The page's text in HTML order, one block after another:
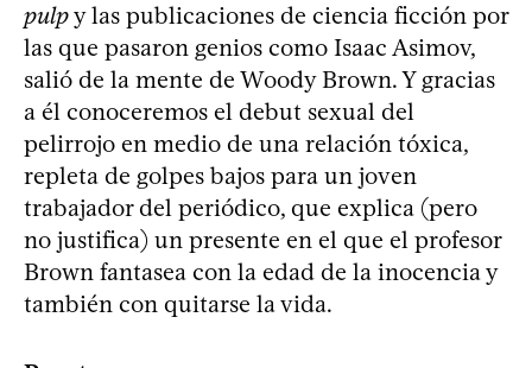
pulpy las publicaciones de ciencia ficción por
las que pasaron genios como Isaac Asimov,
salió de la mente de Woody Brown. Y gracias
a él conoceremos el debut sexual del
pelirrojo en medio de una relación tóxica,
repleta de golpes bajos para un joven
trabajador del periódico, que explica (pero
no justifica) un presente en el que el profesor
Brown fantasea con la edad de la inocencia y
también con quitarse la vida.